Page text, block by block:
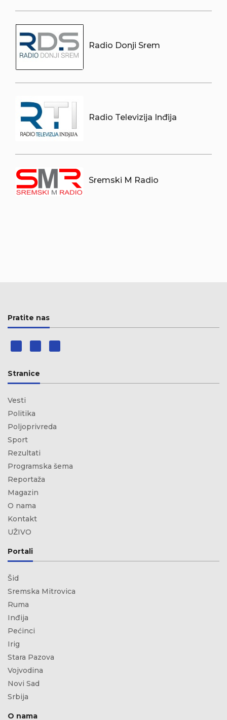
Radio Donji Srem
Radio Televizija Inđija
Sremski M Radio
Pratite nas
Stranice
Vesti
Politika
Poljoprivreda
Sport
Rezultati
Programska šema
Reportaža
Magazin
O nama
Kontakt
UŽIVO
Portali
Šid
Sremska Mitrovica
Ruma
Inđija
Pećinci
Irig
Stara Pazova
Vojvodina
Novi Sad
Srbija
O nama